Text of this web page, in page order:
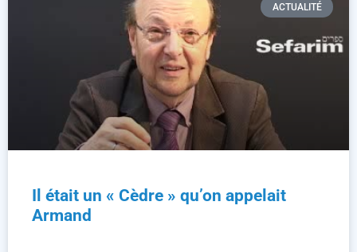
ACTUALITÉ
Il était un « Cèdre » qu’on appelait
Armand